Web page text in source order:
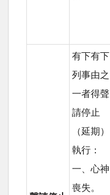
有下有下
列事由之
一者得聲
請停止
（延期）
執行：
一、心神
喪失。